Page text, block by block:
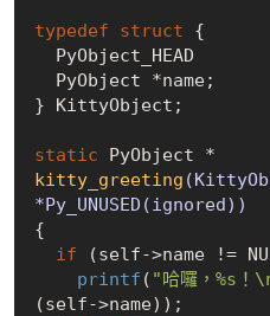
typedef struct {
} KittyObject;
static
kitty_greeting
*Py_UNUSED(ignored))
{
if (self->name !=
printf ( "哈囉，%s！
(self->name));